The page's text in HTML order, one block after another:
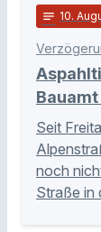
notes 10.
Seit
noch
Straße in